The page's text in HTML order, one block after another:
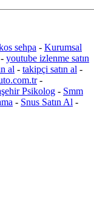
sehpa - Kurumsal
- youtube izlenme satın
al - takipçi satın al -
-
Psikolog - Smm
- Snus Satın Al -